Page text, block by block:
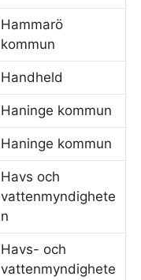
Hammarö
kommun
Handheld
Haninge kommun
Haninge kommun
Havs och
vattenmyndighete
n
Havs- och
vattenmyndighete